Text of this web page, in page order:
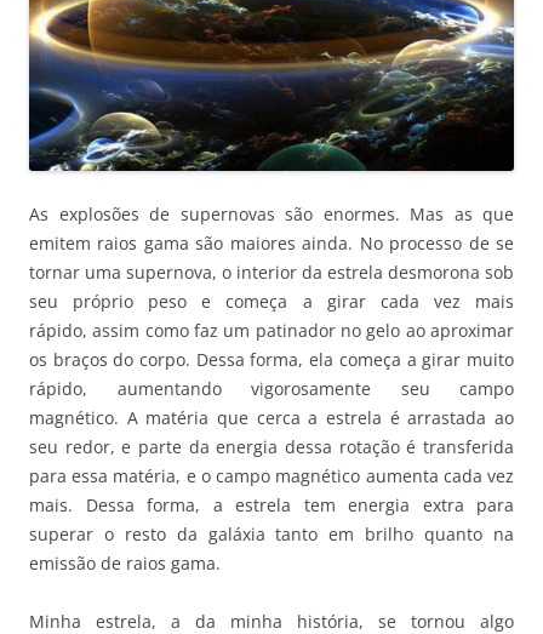
As explosões de supernovas são enormes. Mas as que
emitem raios gama são maiores ainda. No processo de se
tornar uma supernova, o interior da estrela desmorona sob
seu próprio peso e começa a girar cada vez mais
rápido, assim como faz um patinador no gelo ao aproximar
os braços do corpo. Dessa forma, ela começa a girar muito
rápido, aumentando vigorosamente seu campo
magnético. A matéria que cerca a estrela é arrastada ao
seu redor, e parte da energia dessa rotação é transferida
para essa matéria, e o campo magnético aumenta cada vez
mais. Dessa forma, a estrela tem energia extra para
superar o resto da galáxia tanto em brilho quanto na
emissão de raios gama.
Minha estrela, a da minha história, se tornou algo